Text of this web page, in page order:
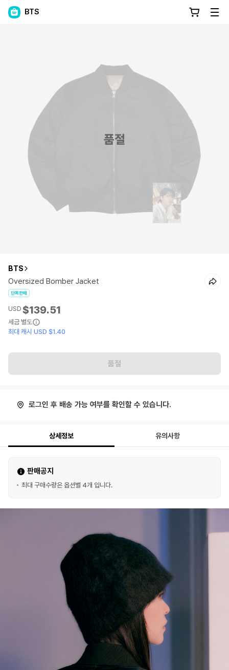
BTS
품절
BTS
Oversized Bomber Jacket
단독판매
USD $139.51
세금 별도
최대 캐시 USD $1.40
품절
로그인 후 배송 가능 여부를 확인할 수 있습니다.
상세정보 유의사항
판매공지
최대 구매수량은 옵션별 4개 입니다.